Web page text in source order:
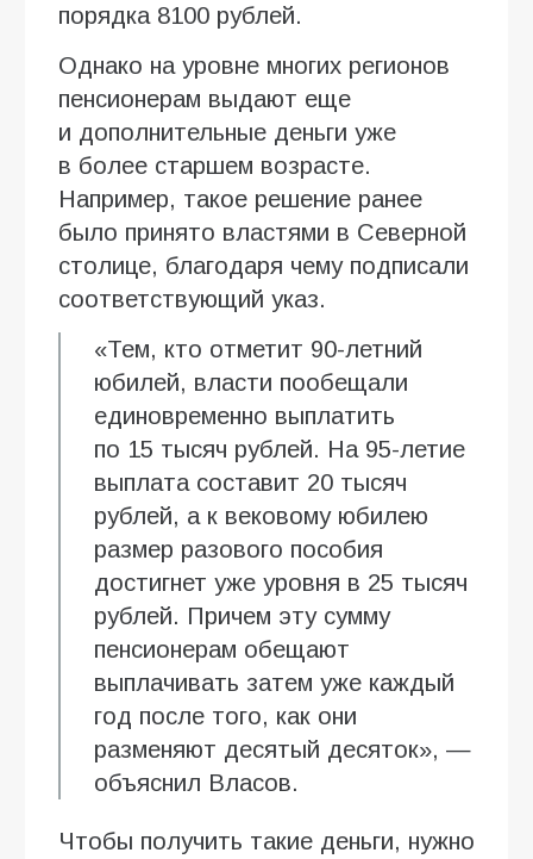
порядка 8100 рублей.
Однако на уровне многих регионов
пенсионерам выдают еще
и дополнительные деньги уже
в более старшем возрасте.
Например, такое решение ранее
было принято властями в Северной
столице, благодаря чему подписали
соответствующий указ.
«Тем, кто отметит 90-летний
юбилей, власти пообещали
единовременно выплатить
по 15 тысяч рублей. На 95-летие
выплата составит 20 тысяч
рублей, а к вековому юбилею
размер разового пособия
достигнет уже уровня в 25 тысяч
рублей. Причем эту сумму
пенсионерам обещают
выплачивать затем уже каждый
год после того, как они
разменяют десятый десяток», —
объяснил Власов.
Чтобы получить такие деньги, нужно